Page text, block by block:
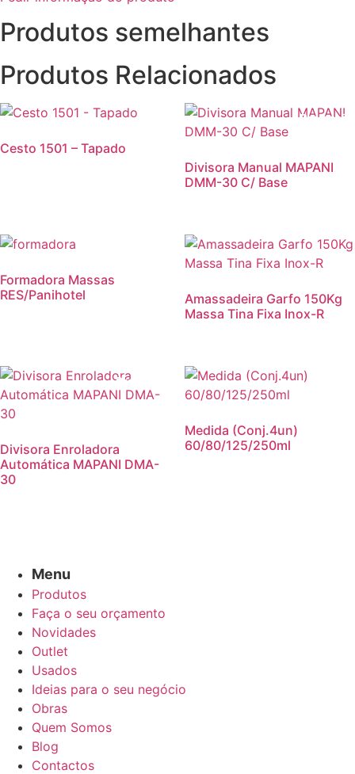
Produtos semelhantes
Produtos Relacionados
Cesto 1501 – Tapado
Divisora Manual MAPANI
DMM-30 C/ Base
Formadora Massas
RES/Panihotel
Amassadeira Garfo 150Kg
Massa Tina Fixa Inox-R
Promoção!
Divisora Enroladora
Automática MAPANI DMA-
30
Medida (Conj.4un)
60/80/125/250ml
Menu
Produtos
Faça o seu orçamento
Novidades
Outlet
Usados
Ideias para o seu negócio
Obras
Quem Somos
Blog
Contactos